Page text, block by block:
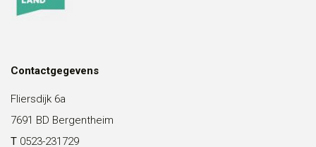
Contactgegevens
Fliersdijk 6a
7691 BD Bergentheim
T 0523-231729